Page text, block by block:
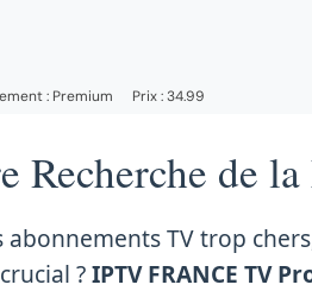
: Premium Prix : 34.99
Recherche de
abonnements TV trop
?IPTV FRANCE TV